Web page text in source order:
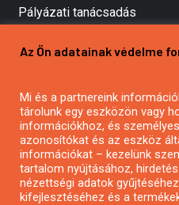
Pályázati tanácsadás
Mezőgazdasági pályázatírás
Pályázatírás civil
Pályázatírás
Pályázatfigyelés
Specifikus pályázatfigyelés
Az Ön adatainak védelme
Mi és a partnereink
tárolunk egy eszközön vagy
információkhoz, és
azonosítókat és az eszköz
információkat – kezelünk
tartalom nyújtásához,
nézettségi adatok
kifejlesztéséhez és a